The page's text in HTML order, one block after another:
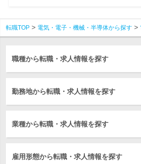
転職TOP 電気・電子・機械・半導体から探す
職種から転職・求人情報を探す
勤務地から転職・求人情報を探す
業種から転職・求人情報を探す
雇用形態から転職・求人情報を探す